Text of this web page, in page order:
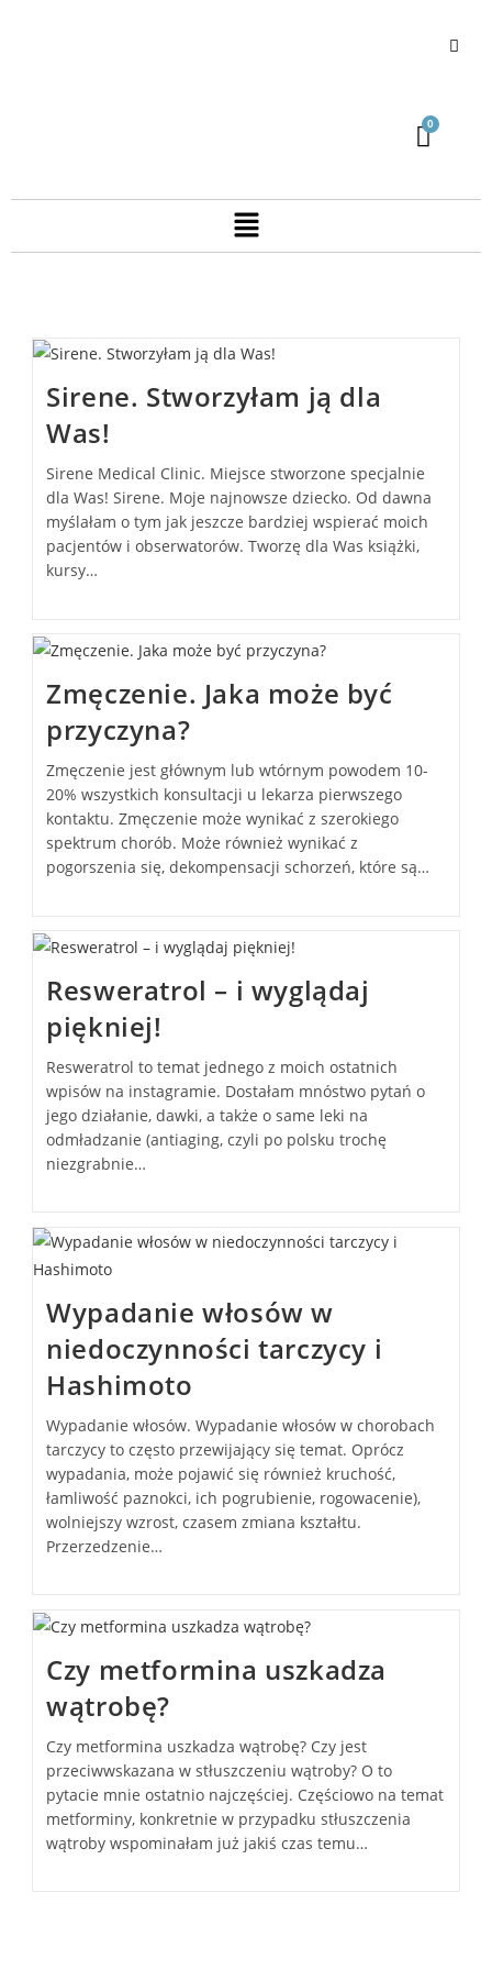
Sirene. Stworzyłam ją dla
Was!
Sirene Medical Clinic. Miejsce stworzone specjalnie
dla Was! Sirene. Moje najnowsze dziecko. Od dawna
myślałam o tym jak jeszcze bardziej wspierać moich
pacjentów i obserwatorów. Tworzę dla Was książki,
kursy…
Zmęczenie. Jaka może być
przyczyna?
Zmęczenie jest głównym lub wtórnym powodem 10-
20% wszystkich konsultacji u lekarza pierwszego
kontaktu. Zmęczenie może wynikać z szerokiego
spektrum chorób. Może również wynikać z
pogorszenia się, dekompensacji schorzeń, które są…
Resweratrol – i wyglądaj
piękniej!
Resweratrol to temat jednego z moich ostatnich
wpisów na instagramie. Dostałam mnóstwo pytań o
jego działanie, dawki, a także o same leki na
odmładzanie (antiaging, czyli po polsku trochę
niezgrabnie…
Wypadanie włosów w
niedoczynności tarczycy i
Hashimoto
Wypadanie włosów. Wypadanie włosów w chorobach
tarczycy to często przewijający się temat. Oprócz
wypadania, może pojawić się również kruchość,
łamliwość paznokci, ich pogrubienie, rogowacenie),
wolniejszy wzrost, czasem zmiana kształtu.
Przerzedzenie…
Czy metformina uszkadza
wątrobę?
Czy metformina uszkadza wątrobę? Czy jest
przeciwwskazana w stłuszczeniu wątroby? O to
pytacie mnie ostatnio najczęściej. Częściowo na temat
metforminy, konkretnie w przypadku stłuszczenia
wątroby wspominałam już jakiś czas temu…